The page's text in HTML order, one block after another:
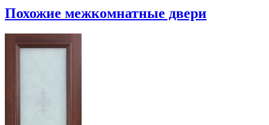
Похожие межкомнатные двери